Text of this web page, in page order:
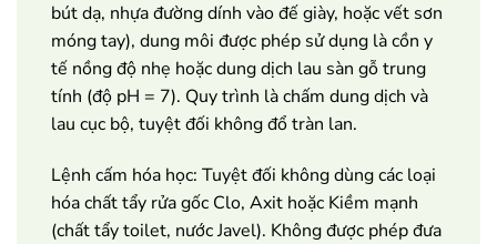
bút dạ, nhựa đường dính vào đế giày, hoặc vết sơn
móng tay), dung môi được phép sử dụng là cồn y
tế nồng độ nhẹ hoặc dung dịch lau sàn gỗ trung
tính (độ pH = 7). Quy trình là chấm dung dịch và
lau cục bộ, tuyệt đối không đổ tràn lan.
Lệnh cấm hóa học: Tuyệt đối không dùng các loại
hóa chất tẩy rửa gốc Clo, Axit hoặc Kiềm mạnh
(chất tẩy toilet, nước Javel). Không được phép đưa